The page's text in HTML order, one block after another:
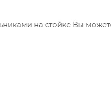
на стойке Вы